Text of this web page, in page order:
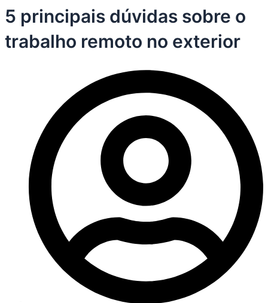
5 principais dúvidas sobre o
trabalho remoto no exterior